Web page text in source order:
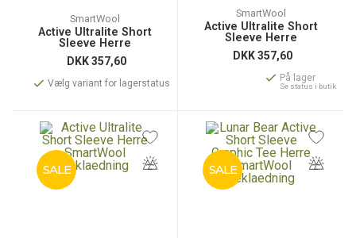
SmartWool
Active Ultralite Short
Sleeve Herre
DKK357,60
Vælg variant for lagerstatus
SmartWool
Active Ultralite Short
Sleeve Herre
DKK357,60
På lager
Se status i butik
SALE SALE